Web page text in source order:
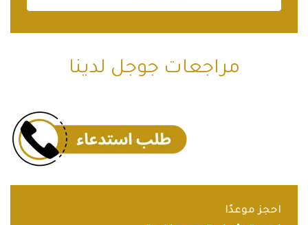
مراجعات جوجل لدينا
احجز موعدًا